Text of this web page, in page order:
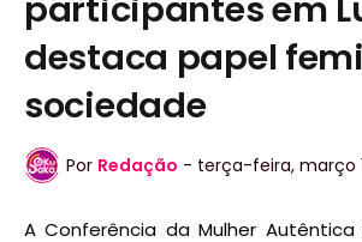
participantes em
destaca papel
sociedade
Por Redação - terça-feira, março
A Conferência da Mulher